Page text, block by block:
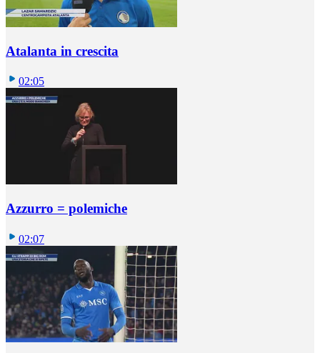
Atalanta in crescita
02:05
Azzurro = polemiche
02:07